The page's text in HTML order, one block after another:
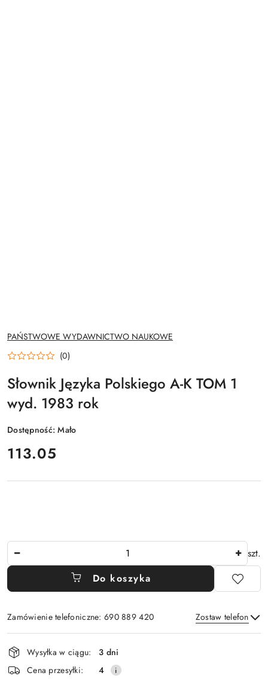
NAZWA
PRODUCENTA:
PAŃSTWOWE WYDAWNICTWO NAUKOWE
(0)
Słownik Języka Polskiego A-K TOM 1
wyd. 1983 rok
Dostępność:Mało
cena:
113.05
szt.
Do koszyka
Zamówienie telefoniczne: 690 889 420 Zostaw telefon
Wyślij
Dostępność
i
dostawa
Wysyłka w ciągu:
3 dni
Cena przesyłki:
4